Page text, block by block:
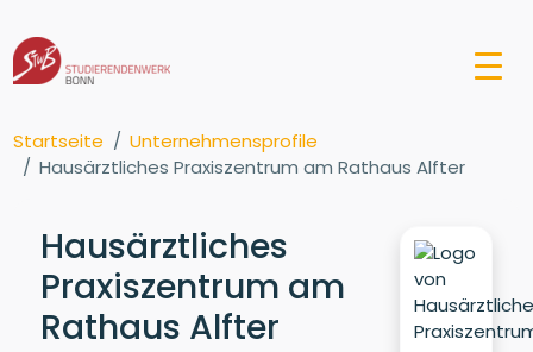
Startseite
Unternehmensprofile
Hausärztliches Praxiszentrum am Rathaus Alfter
Hausärztliches
Praxiszentrum am
Rathaus Alfter